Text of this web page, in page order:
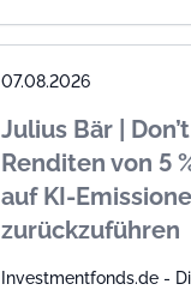
07.08.2026
Julius Bär |
Renditen von 5
auf KI-
zurückzuführen
Investmentfonds.de -